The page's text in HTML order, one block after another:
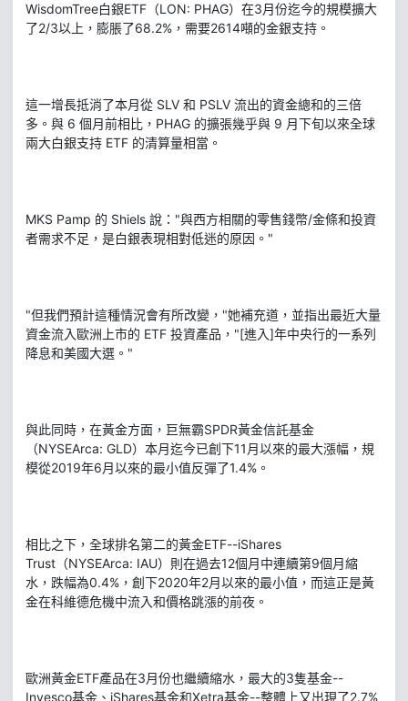
WisdomTree白銀ETF（LON: PHAG）在3月份迄今的規模擴大
了2/3以上，膨脹了68.2%，需要2614噸的金銀支持。
這一增長抵消了本月從 SLV 和 PSLV 流出的資金總和的三倍
多。與 6 個月前相比，PHAG 的擴張幾乎與 9 月下旬以來全球
兩大白銀支持 ETF 的清算量相當。
MKS Pamp 的 Shiels 說："與西方相關的零售錢幣/金條和投資
者需求不足，是白銀表現相對低迷的原因。"
"但我們預計這種情況會有所改變，"她補充道，並指出最近大量
資金流入歐洲上市的 ETF 投資產品，"[進入]年中央行的一系列
降息和美國大選。"
與此同時，在黃金方面，巨無霸SPDR黃金信託基金
（NYSEArca: GLD）本月迄今已創下11月以來的最大漲幅，規
模從2019年6月以來的最小值反彈了1.4%。
相比之下，全球排名第二的黃金ETF--iShares
Trust（NYSEArca: IAU）則在過去12個月中連續第9個月縮
水，跌幅為0.4%，創下2020年2月以來的最小值，而這正是黃
金在科維德危機中流入和價格跳漲的前夜。
歐洲黃金ETF產品在3月份也繼續縮水，最大的3隻基金--
Invesco基金、iShares基金和Xetra基金--整體上又出現了2.7%